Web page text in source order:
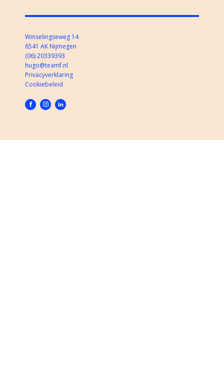
Winselingseweg 14
6541 AK Nijmegen
(06) 20339393
hugo@teamf.nl
Privacyverklaring
Cookiebeleid